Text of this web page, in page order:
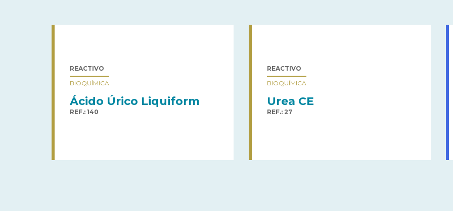
REACTIVO
BIOQUÍMICA
Ácido Úrico Liquiform
REF.: 140
REACTIVO
BIOQUÍMICA
Urea CE
REF.: 27